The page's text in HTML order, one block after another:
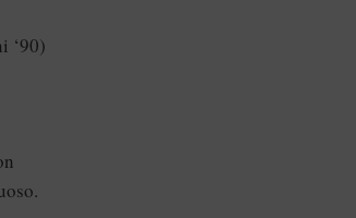
‘90)